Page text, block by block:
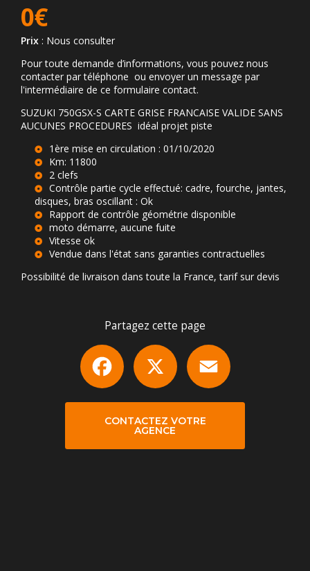
0€
Prix : Nous consulter
Pour toute demande d’informations, vous pouvez nous
contacter par téléphone ou envoyer un message par
l'intermédiaire de ce formulaire contact.
SUZUKI 750GSX-S CARTE GRISE FRANCAISE VALIDE SANS
AUCUNES PROCEDURES idéal projet piste
1ère mise en circulation : 01/10/2020
Km: 11800
2 clefs
Contrôle partie cycle effectué: cadre, fourche, jantes,
disques, bras oscillant : Ok
Rapport de contrôle géométrie disponible
moto démarre, aucune fuite
Vitesse ok
Vendue dans l'état sans garanties contractuelles
Possibilité de livraison dans toute la France, tarif sur devis
Partagez cette page
Facebook
CONTACTEZ VOTRE
AGENCE